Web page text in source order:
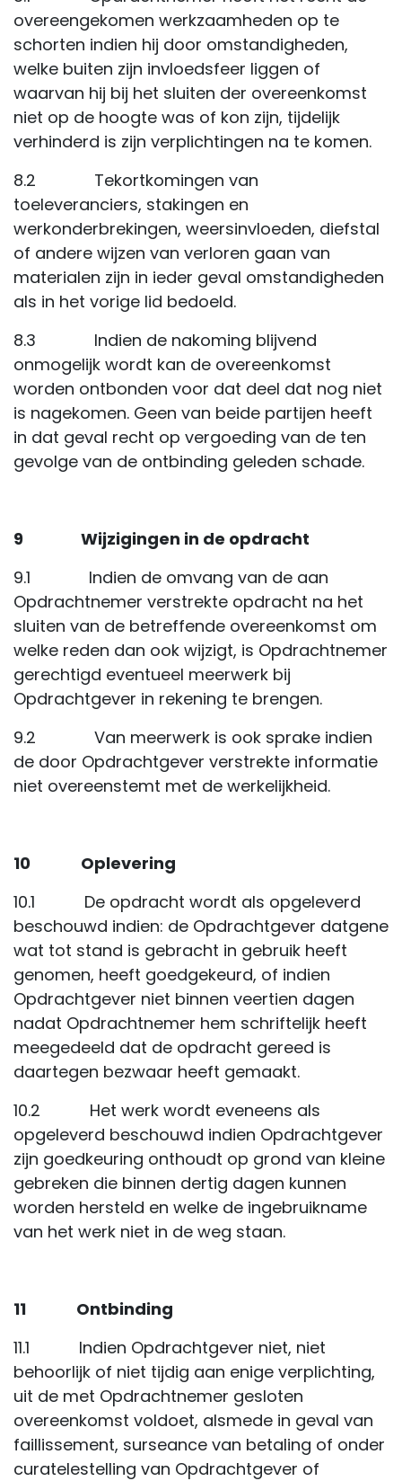
overeengekomen werkzaamheden op te
schorten indien hij door omstandigheden,
welke buiten zijn invloedsfeer liggen of
waarvan hij bij het sluiten der overeenkomst
niet op de hoogte was of kon zijn, tijdelijk
verhinderd is zijn verplichtingen na te komen.
8.2 Tekortkomingen van
toeleveranciers, stakingen en
werkonderbrekingen, weersinvloeden, diefstal
of andere wijzen van verloren gaan van
materialen zijn in ieder geval omstandigheden
als in het vorige lid bedoeld.
8.3 Indien de nakoming blijvend
onmogelijk wordt kan de overeenkomst
worden ontbonden voor dat deel dat nog niet
is nagekomen. Geen van beide partijen heeft
in dat geval recht op vergoeding van de ten
gevolge van de ontbinding geleden schade.
9 Wijzigingen in de opdracht
9.1 Indien de omvang van de aan
Opdrachtnemer verstrekte opdracht na het
sluiten van de betreffende overeenkomst om
welke reden dan ook wijzigt, is Opdrachtnemer
gerechtigd eventueel meerwerk bij
Opdrachtgever in rekening te brengen.
9.2 Van meerwerk is ook sprake indien
de door Opdrachtgever verstrekte informatie
niet overeenstemt met de werkelijkheid.
10 Oplevering
10.1 De opdracht wordt als opgeleverd
beschouwd indien: de Opdrachtgever datgene
wat tot stand is gebracht in gebruik heeft
genomen, heeft goedgekeurd, of indien
Opdrachtgever niet binnen veertien dagen
nadat Opdrachtnemer hem schriftelijk heeft
meegedeeld dat de opdracht gereed is
daartegen bezwaar heeft gemaakt.
10.2 Het werk wordt eveneens als
opgeleverd beschouwd indien Opdrachtgever
zijn goedkeuring onthoudt op grond van kleine
gebreken die binnen dertig dagen kunnen
worden hersteld en welke de ingebruikname
van het werk niet in de weg staan.
11 Ontbinding
11.1 Indien Opdrachtgever niet, niet
behoorlijk of niet tijdig aan enige verplichting,
uit de met Opdrachtnemer gesloten
overeenkomst voldoet, alsmede in geval van
faillissement, surseance van betaling of onder
curatelestelling van Opdrachtgever of